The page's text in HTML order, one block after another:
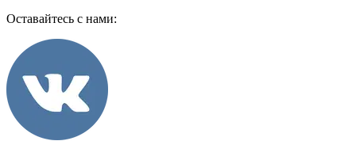
Оставайтесь с нами: